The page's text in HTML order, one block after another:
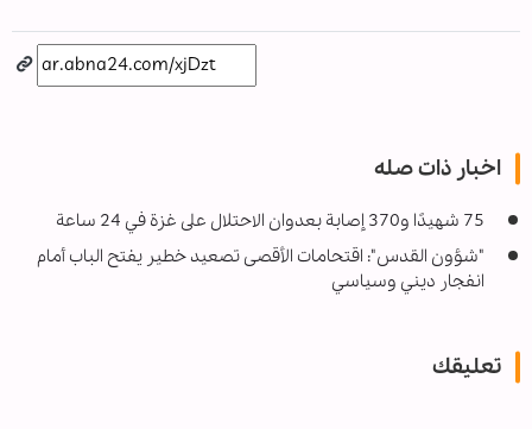
اخبار ذات صله
75 شهيدًا و370 إصابة بعدوان الاحتلال على غزة في 24 ساعة
"شؤون القدس": اقتحامات الأقصى تصعيد خطير يفتح الباب أمام
انفجار ديني وسياسي
تعليقك